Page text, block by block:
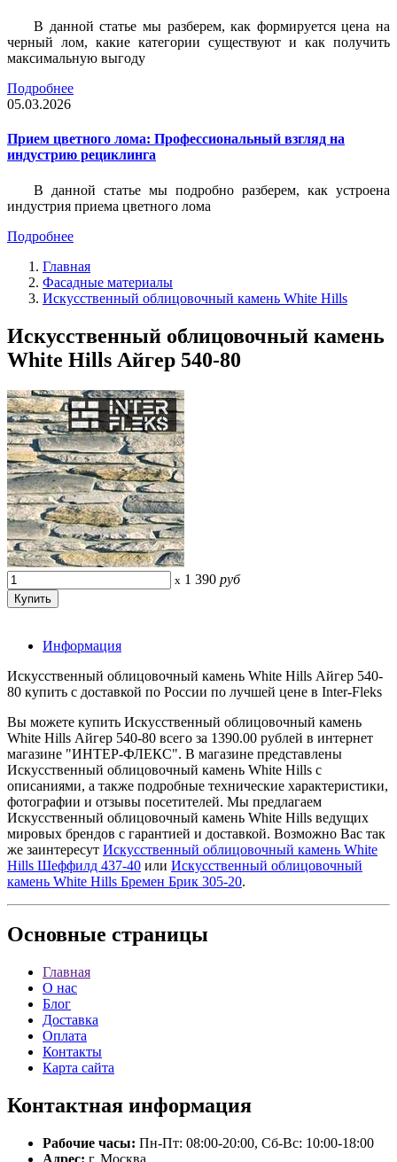
В данной статье мы разберем, как формируется цена на
черный лом, какие категории существуют и как получить
максимальную выгоду
Подробнее
05.03.2026
Прием цветного лома: Профессиональный взгляд на
индустрию рециклинга
В данной статье мы подробно разберем, как устроена
индустрия приема цветного лома
Подробнее
Главная
Фасадные материалы
Искусственный облицовочный камень White Hills
Искусственный облицовочный камень
White Hills Айгер 540-80
x 1 390 руб
Информация
Искусственный облицовочный камень White Hills Айгер 540-
80 купить с доставкой по России по лучшей цене в Inter-Fleks
Вы можете купить Искусственный облицовочный камень
White Hills Айгер 540-80 всего за 1390.00 рублей в интернет
магазине "ИНТЕР-ФЛЕКС". В магазине представлены
Искусственный облицовочный камень White Hills с
описаниями, а также подробные технические характеристики,
фотографии и отзывы посетителей. Мы предлагаем
Искусственный облицовочный камень White Hills ведущих
мировых брендов с гарантией и доставкой. Возможно Вас так
же заинтересут Искусственный облицовочный камень White
Hills Шеффилд 437-40 или Искусственный облицовочный
камень White Hills Бремен Брик 305-20.
Основные страницы
Главная
О нас
Блог
Доставка
Оплата
Контакты
Карта сайта
Контактная информация
Рабочие часы: Пн-Пт: 08:00-20:00, Сб-Вс: 10:00-18:00